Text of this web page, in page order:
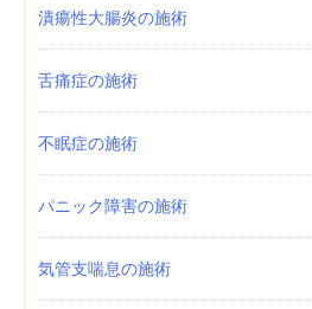
潰瘍性大腸炎の施術
舌痛症の施術
不眠症の施術
パニック障害の施術
気管支喘息の施術